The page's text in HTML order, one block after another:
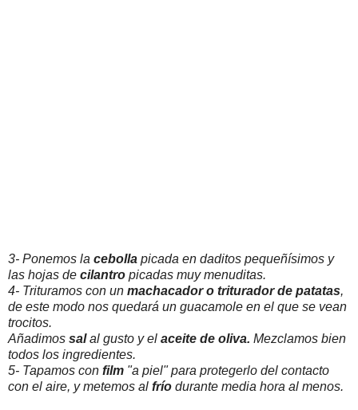
3- Ponemos la cebolla picada en daditos pequeñísimos y
las hojas de cilantro picadas muy menuditas.
4- Trituramos con un machacador o triturador de patatas,
de este modo nos quedará un guacamole en el que se vean
trocitos.
Añadimos salal gusto y el aceite de oliva. Mezclamos bien
todos los ingredientes.
5- Tapamos con film "a piel" para protegerlo del contacto
con el aire, y metemos al frío durante media hora al menos.